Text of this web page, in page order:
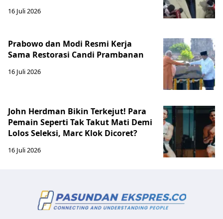
16 Juli 2026
Prabowo dan Modi Resmi Kerja
Sama Restorasi Candi Prambanan
16 Juli 2026
John Herdman Bikin Terkejut! Para
Pemain Seperti Tak Takut Mati Demi
Lolos Seleksi, Marc Klok Dicoret?
16 Juli 2026